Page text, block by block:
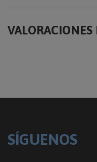
VALORACIONES
SÍGUENOS